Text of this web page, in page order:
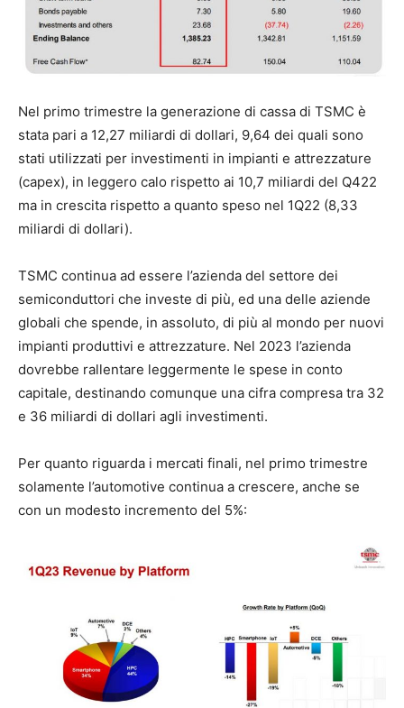
Nel primo trimestre la generazione di cassa di TSMC è
stata pari a 12,27 miliardi di dollari, 9,64 dei quali sono
stati utilizzati per investimenti in impianti e attrezzature
(capex), in leggero calo rispetto ai 10,7 miliardi del Q422
ma in crescita rispetto a quanto speso nel 1Q22 (8,33
miliardi di dollari).
TSMC continua ad essere l’azienda del settore dei
semiconduttori che investe di più, ed una delle aziende
globali che spende, in assoluto, di più al mondo per nuovi
impianti produttivi e attrezzature. Nel 2023 l’azienda
dovrebbe rallentare leggermente le spese in conto
capitale, destinando comunque una cifra compresa tra 32
e 36 miliardi di dollari agli investimenti.
Per quanto riguarda i mercati finali, nel primo trimestre
solamente l’automotive continua a crescere, anche se
con un modesto incremento del 5%: